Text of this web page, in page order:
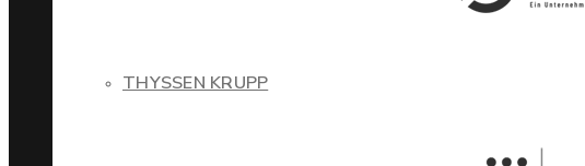
THYSSEN KRUPP